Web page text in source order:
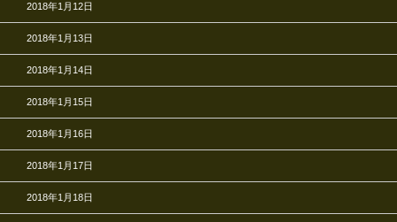
2018年1月12日
2018年1月13日
2018年1月14日
2018年1月15日
2018年1月16日
2018年1月17日
2018年1月18日